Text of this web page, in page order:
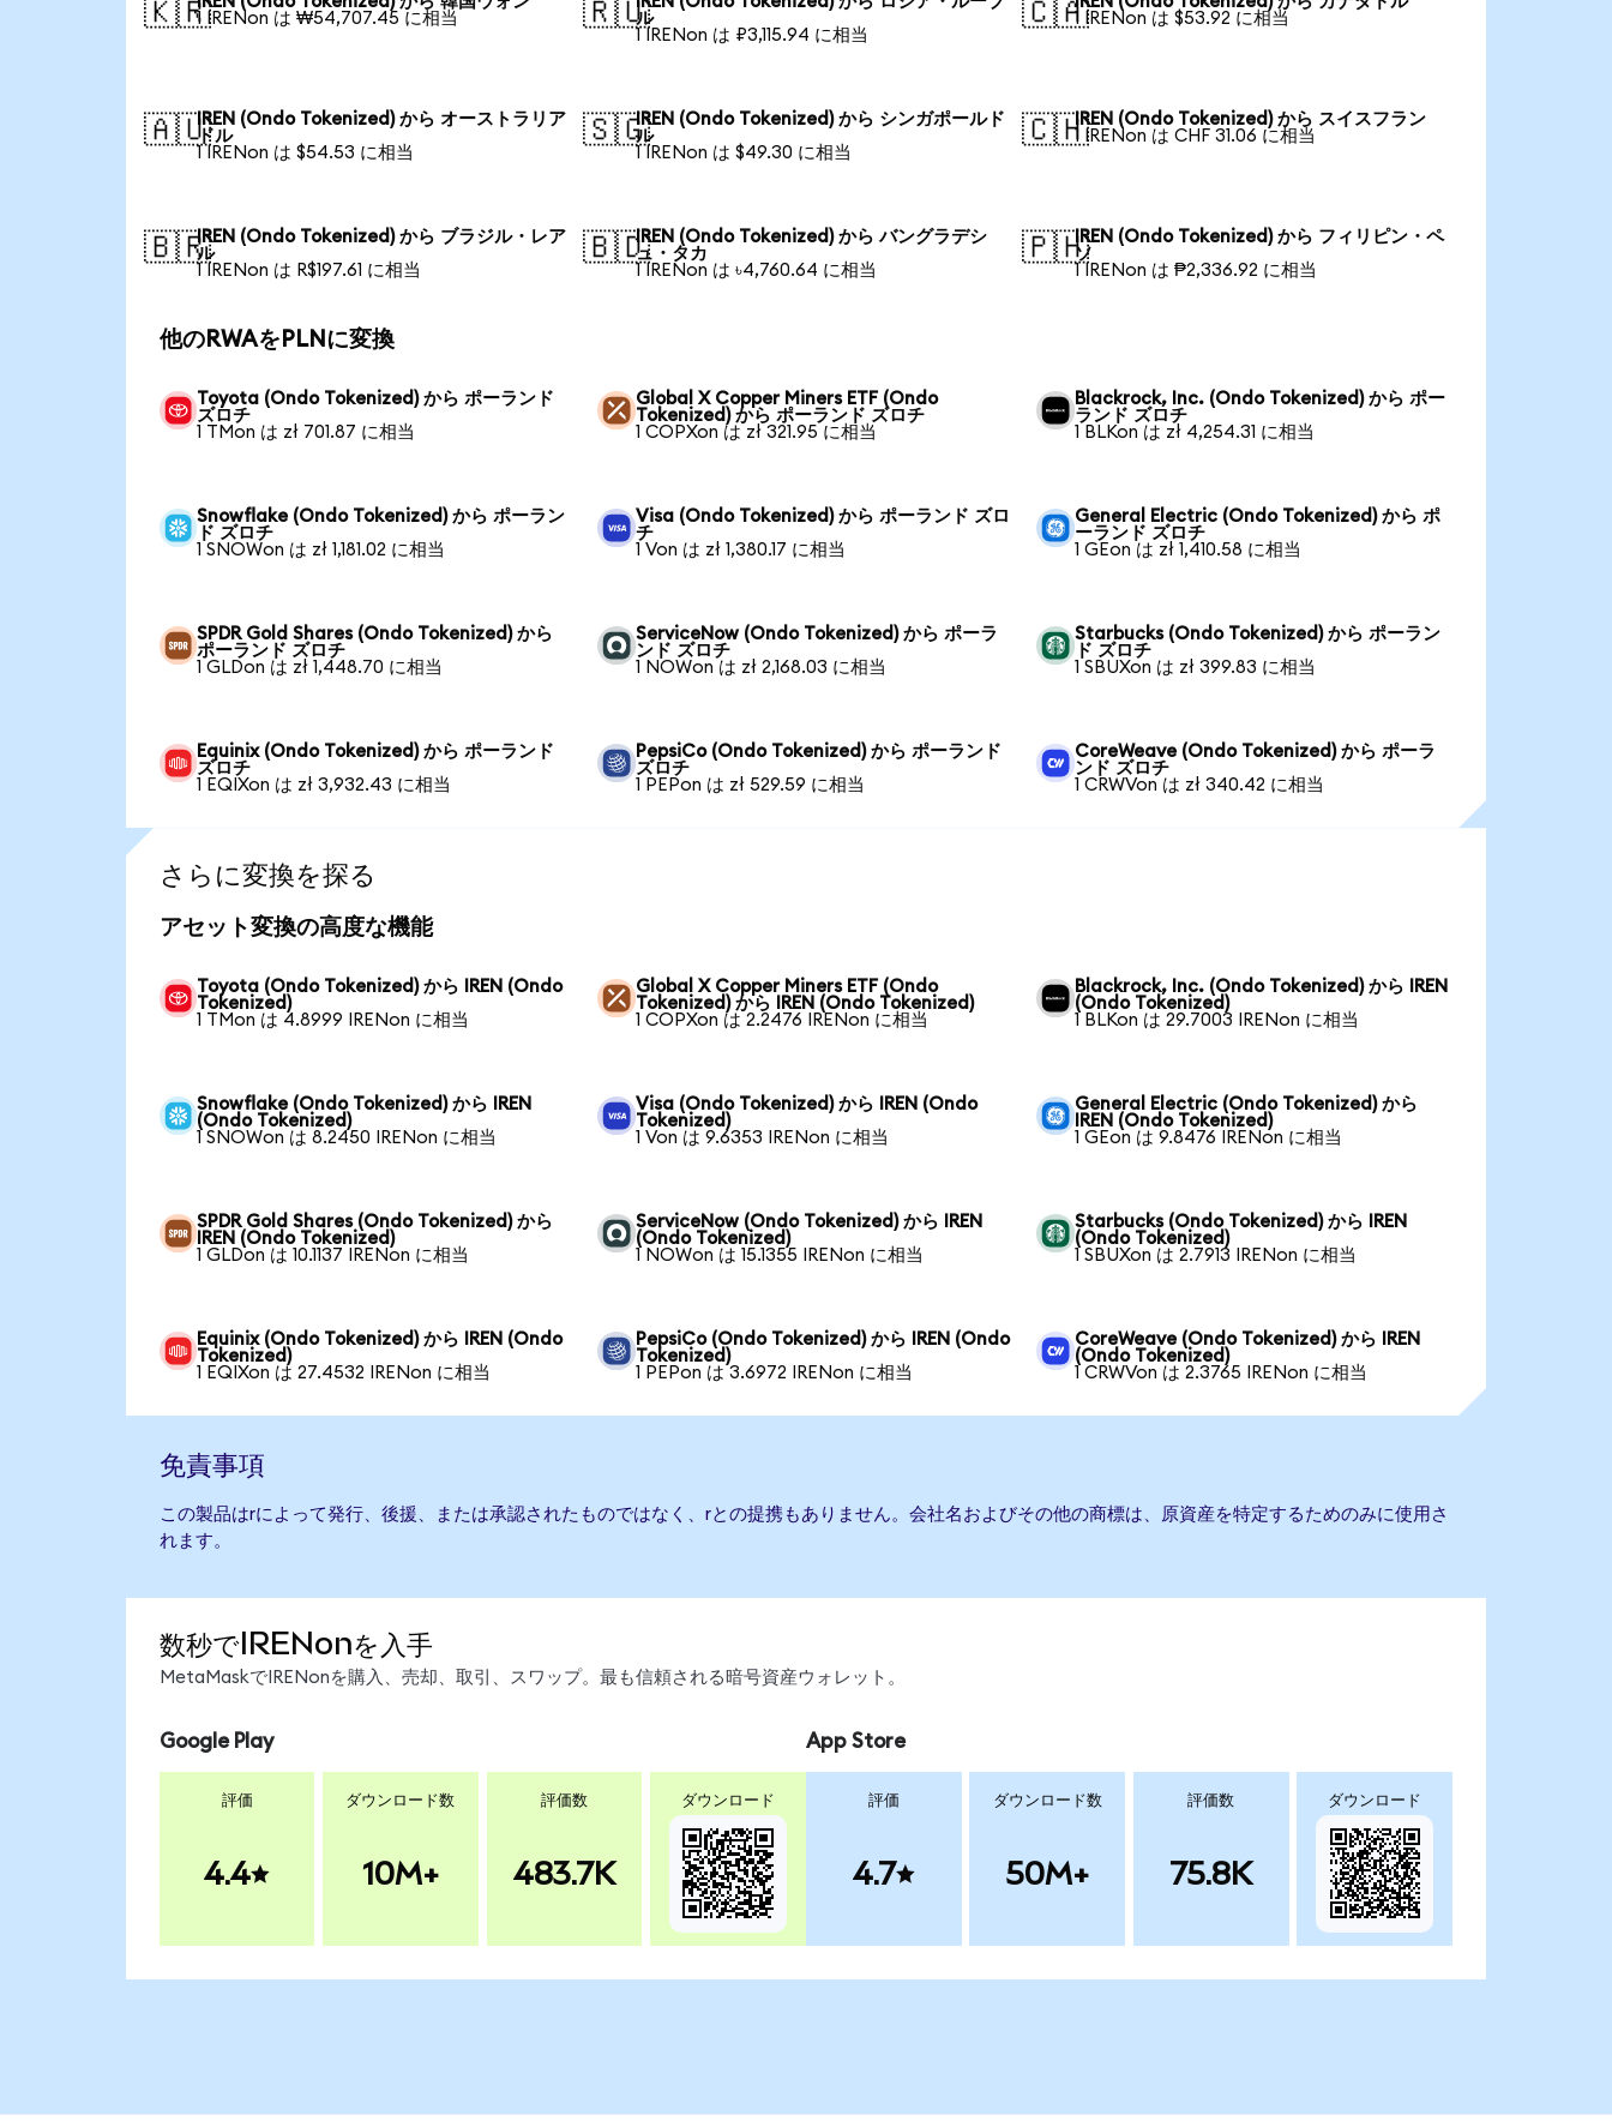
🇰🇷1 IRENon は ₩54,707.45 に相当
🇷🇺
ル
1 IRENon は ₽3,115.94 に相当
🇨🇦1 IRENon は $53.92 に相当
🇦🇺IREN (Ondo Tokenized) から オーストラリア
ドル
1 IRENon は $54.53 に相当
🇸🇬IREN (Ondo Tokenized) から シンガポールド
ル
1 IRENon は $49.30 に相当
🇨🇭IREN (Ondo Tokenized) から スイスフラン
1 IRENon は CHF 31.06 に相当
🇧🇷IREN (Ondo Tokenized) から ブラジル・レア
ル
1 IRENon は R$197.61 に相当
🇧🇩IREN (Ondo Tokenized) から バングラデシ
ュ・タカ
1 IRENon は ৳4,760.64 に相当
🇵🇭IREN (Ondo Tokenized) から フィリピン・ペ
ソ
1 IRENon は ₱2,336.92 に相当
他のRWAをPLNに変換
Toyota (Ondo Tokenized) から ポーランド
ズロチ
1 TMon は zł 701.87 に相当
Global X Copper Miners ETF (Ondo
Tokenized) から ポーランド ズロチ
1 COPXon は zł 321.95 に相当
Blackrock, Inc. (Ondo Tokenized) から ポー
ランド ズロチ
1 BLKon は zł 4,254.31 に相当
Snowflake (Ondo Tokenized) から ポーラン
ド ズロチ
1 SNOWon は zł 1,181.02 に相当
Visa (Ondo Tokenized) から ポーランド ズロ
チ
1 Von は zł 1,380.17 に相当
General Electric (Ondo Tokenized) から ポ
ーランド ズロチ
1 GEon は zł 1,410.58 に相当
SPDR Gold Shares (Ondo Tokenized) から
ポーランド ズロチ
1 GLDon は zł 1,448.70 に相当
ServiceNow (Ondo Tokenized) から ポーラ
ンド ズロチ
1 NOWon は zł 2,168.03 に相当
Starbucks (Ondo Tokenized) から ポーラン
ド ズロチ
1 SBUXon は zł 399.83 に相当
Equinix (Ondo Tokenized) から ポーランド
ズロチ
1 EQIXon は zł 3,932.43 に相当
PepsiCo (Ondo Tokenized) から ポーランド
ズロチ
1 PEPon は zł 529.59 に相当
CoreWeave (Ondo Tokenized) から ポーラ
ンド ズロチ
1 CRWVon は zł 340.42 に相当
さらに変換を探る
アセット変換の高度な機能
Toyota (Ondo Tokenized) から IREN (Ondo
Tokenized)
1 TMon は 4.8999 IRENon に相当
Global X Copper Miners ETF (Ondo
Tokenized) から IREN (Ondo Tokenized)
1 COPXon は 2.2476 IRENon に相当
Blackrock, Inc. (Ondo Tokenized) から IREN
(Ondo Tokenized)
1 BLKon は 29.7003 IRENon に相当
Snowflake (Ondo Tokenized) から IREN
(Ondo Tokenized)
1 SNOWon は 8.2450 IRENon に相当
Visa (Ondo Tokenized) から IREN (Ondo
Tokenized)
1 Von は 9.6353 IRENon に相当
General Electric (Ondo Tokenized) から
IREN (Ondo Tokenized)
1 GEon は 9.8476 IRENon に相当
SPDR Gold Shares (Ondo Tokenized) から
IREN (Ondo Tokenized)
1 GLDon は 10.1137 IRENon に相当
ServiceNow (Ondo Tokenized) から IREN
(Ondo Tokenized)
1 NOWon は 15.1355 IRENon に相当
Starbucks (Ondo Tokenized) から IREN
(Ondo Tokenized)
1 SBUXon は 2.7913 IRENon に相当
Equinix (Ondo Tokenized) から IREN (Ondo
Tokenized)
1 EQIXon は 27.4532 IRENon に相当
PepsiCo (Ondo Tokenized) から IREN (Ondo
Tokenized)
1 PEPon は 3.6972 IRENon に相当
CoreWeave (Ondo Tokenized) から IREN
(Ondo Tokenized)
1 CRWVon は 2.3765 IRENon に相当
免責事項
この製品はrによって発行、後援、または承認されたものではなく、rとの提携もありません。会社名およびその他の商標は、原資産を特定するためのみに使用さ
れます。
数秒でIRENonを入手
MetaMaskでIRENonを購入、売却、取引、スワップ。最も信頼される暗号資産ウォレット。
Google Play
評価
4.4
ダウンロード数
10M+
評価数
483.7K
ダウンロード
App Store
評価
4.7
ダウンロード数
50M+
評価数
75.8K
ダウンロード